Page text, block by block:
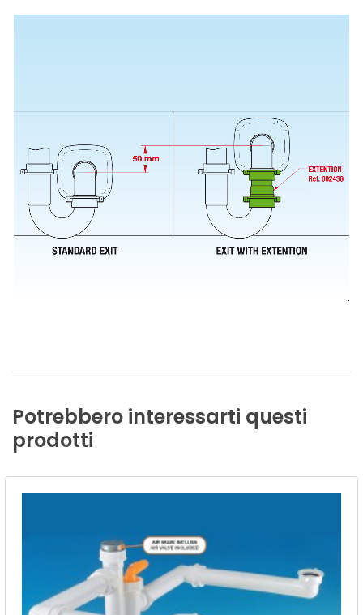
Potrebbero interessarti questi
prodotti